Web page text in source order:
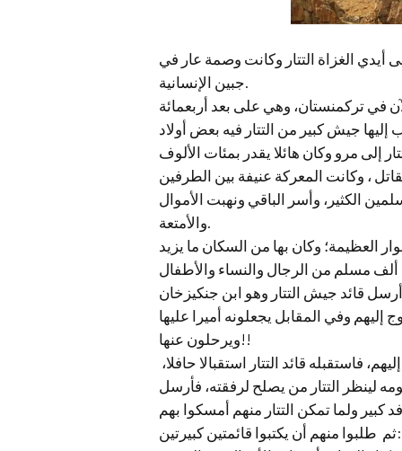
أيدي الغزاة التتار وكانت وصمة عار في
جبين الإنسانية.
في تركمنستان، وهي على بعد أربعمائة
جيش كبير من التتار فيه بعض أولاد
، وكانت المعركة عنيفة بين الطرفين
الكثير، وأسر الباقي ونهبت الأموال
والأمتعة.
العظيمة؛ وكان بها من السكان ما يزيد
أرسل قائد جيش التتار وهو ابن جنكيزخان
وفي المقابل يجعلونه أميرا عليها
ويرحلون عنها!!
لينظر التتار من يصلح لرفقته، فأرسل
ثم طلبوا منهم أن يكتبوا قائمتين كبيرتين: